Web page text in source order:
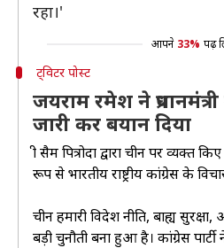
रहा।'
आपने 33% पढ़
ट्विटर पोस्ट
जयराम रमेश ने
जारी कर बयान दिया
श्री सैम पित्रोदा द्वारा चीन पर व्यक्त
रूप से भारतीय राष्ट्रीय कांग्रेस के
चीन हमारी विदेश नीति, बाह्य
बड़ी चुनौती बना हुआ है। कांग्रेस